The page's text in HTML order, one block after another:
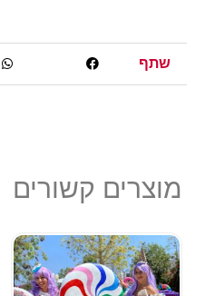
שתף
מוצרים קשורים